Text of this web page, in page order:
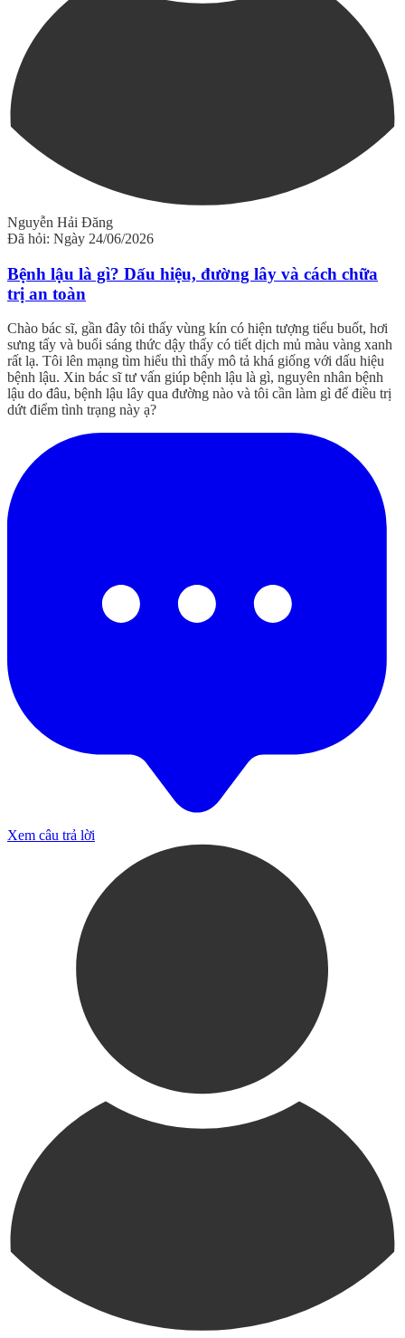
Nguyễn Hải Đăng
Đã hỏi: Ngày 24/06/2026
Bệnh lậu là gì? Dấu hiệu, đường lây và cách chữa
trị an toàn
Chào bác sĩ, gần đây tôi thấy vùng kín có hiện tượng tiểu buốt, hơi
sưng tấy và buổi sáng thức dậy thấy có tiết dịch mủ màu vàng xanh
rất lạ. Tôi lên mạng tìm hiểu thì thấy mô tả khá giống với dấu hiệu
bệnh lậu. Xin bác sĩ tư vấn giúp bệnh lậu là gì, nguyên nhân bệnh
lậu do đâu, bệnh lậu lây qua đường nào và tôi cần làm gì để điều trị
dứt điểm tình trạng này ạ?
Xem câu trả lời